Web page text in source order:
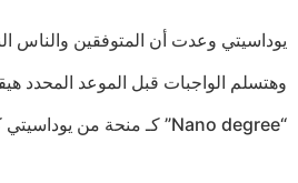
يوداسيتي وعدت أن المتوفقين
وهتسلم الواجبات قبل الموعد المحدد
“Nano degree” كـ منحة من يوداسيتي كمان؟